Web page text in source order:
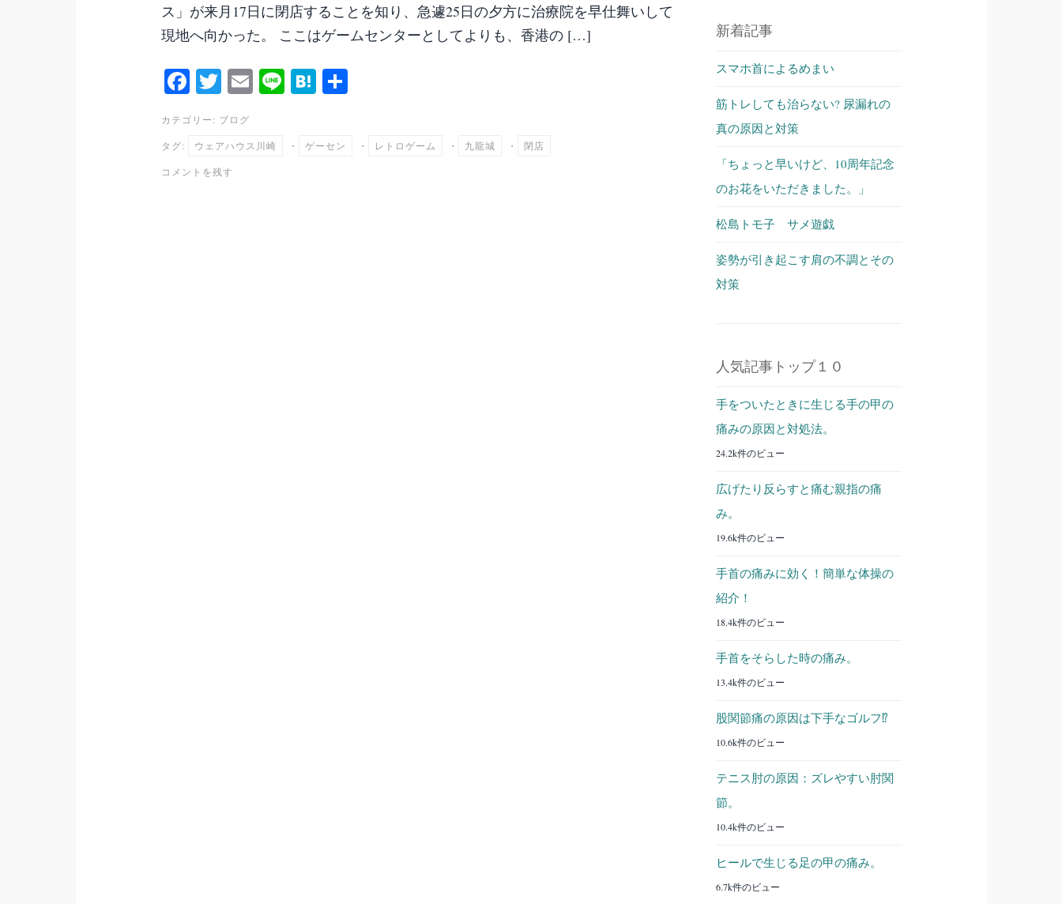
ス」が来月17日に閉店することを知り、急遽25日の夕方に治療院を早仕舞いして
現地へ向かった。 ここはゲームセンターとしてよりも、香港の […]
Fa
ce
bo
ok
T
wi
tte
r
E Li H
a
共
カテゴリー: ブログ
タグ: ウェアハウス川崎 ・ ゲーセン ・ レトロゲーム ・ 九龍城 ・ 閉店
コメントを残す
新着記事
スマホ首によるめまい
筋トレしても治らない? 尿漏れの
真の原因と対策
「ちょっと早いけど、10周年記念
のお花をいただきました。」
松島トモ子 サメ遊戯
姿勢が引き起こす肩の不調とその
対策
人気記事トップ１０
手をついたときに生じる手の甲の
痛みの原因と対処法。
24.2k件のビュー
広げたり反らすと痛む親指の痛
み。
19.6k件のビュー
手首の痛みに効く！簡単な体操の
紹介！
18.4k件のビュー
手首をそらした時の痛み。
13.4k件のビュー
股関節痛の原因は下手なゴルフ⁉︎
10.6k件のビュー
テニス肘の原因：ズレやすい肘関
節。
10.4k件のビュー
ヒールで生じる足の甲の痛み。
6.7k件のビュー